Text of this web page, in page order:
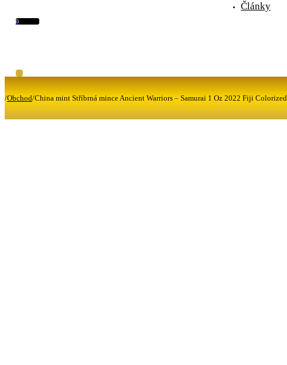
Články
0
/Obchod/China mint Stříbrná mince Ancient Warriors – Samurai 1 Oz 2022 Fiji Colorized